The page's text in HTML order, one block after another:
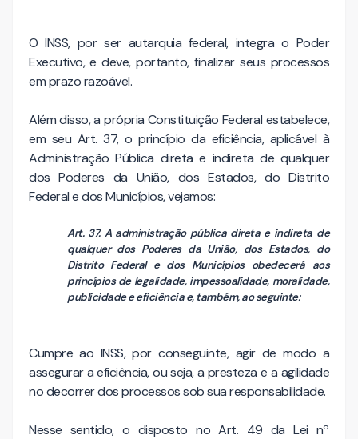
O INSS, por ser autarquia federal, integra o Poder
Executivo, e deve, portanto, finalizar seus processos
em prazo razoável.
Além disso, a própria Constituição Federal estabelece,
em seu Art. 37, o princípio da eficiência, aplicável à
Administração Pública direta e indireta de qualquer
dos Poderes da União, dos Estados, do Distrito
Federal e dos Municípios, vejamos:
Art. 37. A administração pública direta e indireta de
qualquer dos Poderes da União, dos Estados, do
Distrito Federal e dos Municípios obedecerá aos
princípios de legalidade, impessoalidade, moralidade,
publicidade e eficiência e, também, ao seguinte:
Cumpre ao INSS, por conseguinte, agir de modo a
assegurar a eficiência, ou seja, a presteza e a agilidade
no decorrer dos processos sob sua responsabilidade.
Nesse sentido, o disposto no Art. 49 da Lei nº